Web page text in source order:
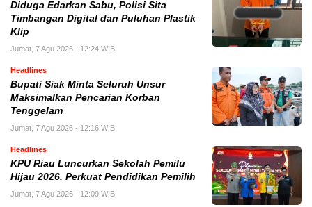
Diduga Edarkan Sabu, Polisi Sita
Timbangan Digital dan Puluhan Plastik
Klip
Jumat, 7 Agu 2026 - 12:24 WIB
Headlines
Bupati Siak Minta Seluruh Unsur
Maksimalkan Pencarian Korban
Tenggelam
Jumat, 7 Agu 2026 - 12:16 WIB
Headlines
KPU Riau Luncurkan Sekolah Pemilu
Hijau 2026, Perkuat Pendidikan Pemilih
Jumat, 7 Agu 2026 - 12:09 WIB